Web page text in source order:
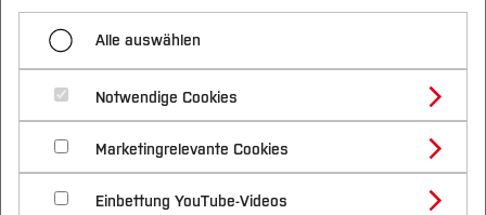
Studium
Studienangebote
Bachelorstudiengänge
Masterstudiengänge
Vor dem Studium
Bewerben & Einschreiben
Bewerbungsportal
Im Studium
Studienbüros und Prüfungen
Nach dem Studium
Forschung & Transfer
Profil
Forschungs- und Transferprofil
Schwerpunkte (FuT)
Beratung & Förderung
Nachhaltigkeit
Nachhaltigkeit studieren
International
Veranstaltungen
WoMINToring
Über uns
Team
Preise und Auszeichnungen
Alle auswählen
Notwendige Cookies
Marketingrelevante Cookies
Einbettung YouTube-Videos